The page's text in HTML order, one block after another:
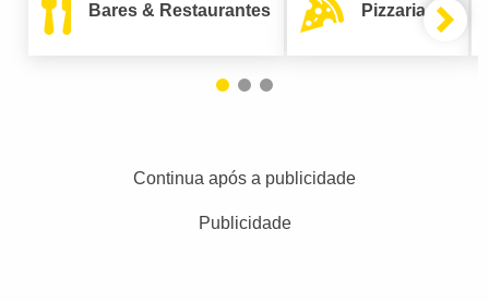
Bares & Restaurantes Pizzarias
Continua após a publicidade
Publicidade